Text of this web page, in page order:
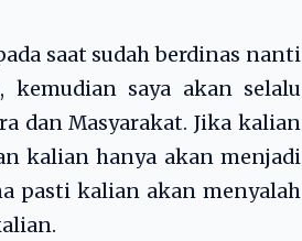
saat sudah berdinas nanti
saya akan selalu
dan Masyarakat. Jika kalian
kalian hanya akan menjadi
pasti kalian akan menyalah